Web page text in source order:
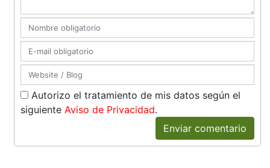
Autorizo el tratamiento de mis datos según el
siguiente Aviso de Privacidad.
Enviar comentario